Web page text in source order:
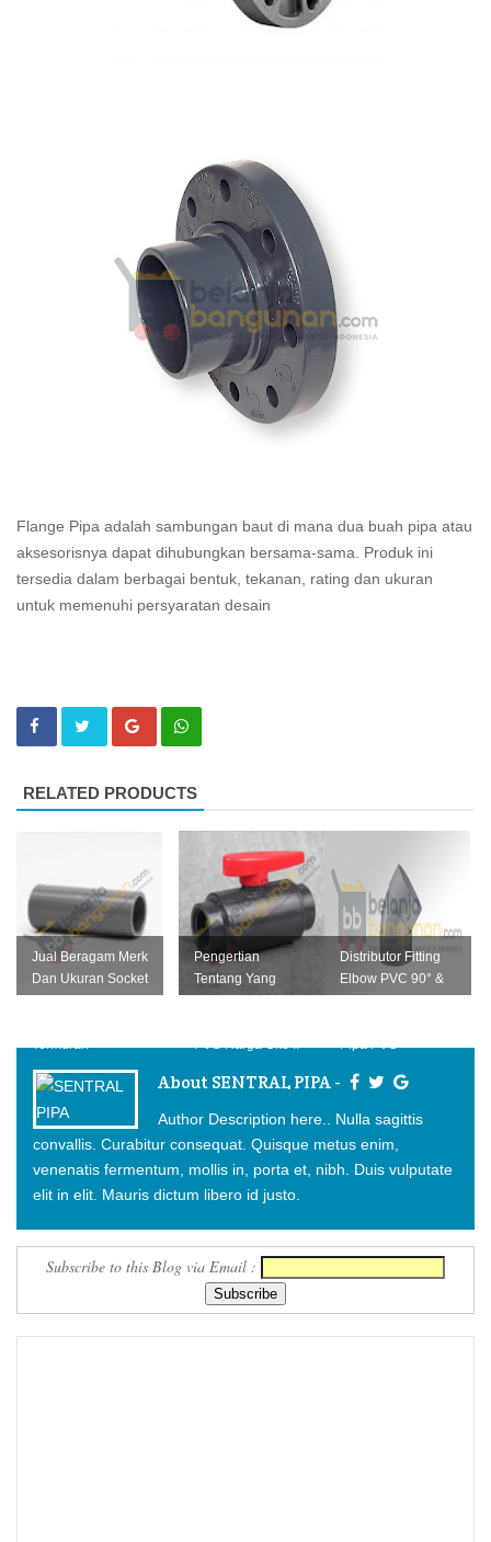
Flange Pipa adalah sambungan baut di mana dua buah pipa atau
aksesorisnya dapat dihubungkan bersama-sama. Produk ini
tersedia dalam berbagai bentuk, tekanan, rating dan ukuran
untuk memenuhi persyaratan desain
RELATED PRODUCTS
Jual Beragam Merk
Dan Ukuran Socket
Termurah
Pengertian
Tentang Yang
PVC Harga Oke !!
Distributor Fitting
Elbow PVC 90° &
Pipa PVC
About SENTRAL PIPA -
Author Description here.. Nulla sagittis
convallis. Curabitur consequat. Quisque metus enim,
venenatis fermentum, mollis in, porta et, nibh. Duis vulputate
elit in elit. Mauris dictum libero id justo.
Subscribe to this Blog via Email :